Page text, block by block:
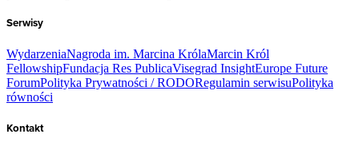
Serwisy
WydarzeniaNagroda im. Marcina KrólaMarcin Król
FellowshipFundacja Res PublicaVisegrad InsightEurope Future
ForumPolityka Prywatności / RODORegulamin serwisuPolityka
równości
Kontakt